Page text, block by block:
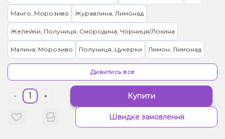
Манго, Морозиво Журавлина, Лимонад
Желейки, Полуниця, Смородина, Чорниця/Лохина
Малина, Морозиво Полуниця, Цукерки Лимон, Лимонад
Кавун, Диня, Жуйка (фруктова) Апельсин Яблуко
Вишня/Черешня, Цукерки
Грейпфрут, Полуниця, Малина Лимон
Дивитись все
- + Купити
Швидке замовлення